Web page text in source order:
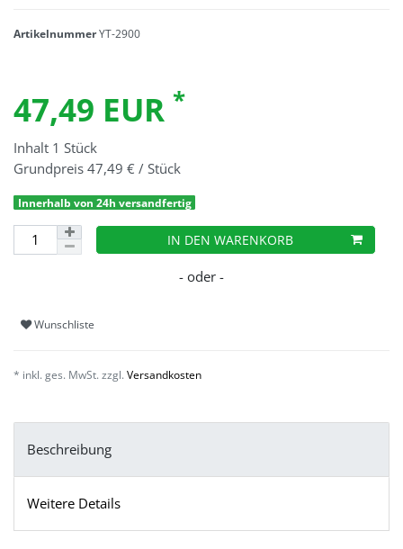
ArtikelnummerYT-2900
47,49 EUR *
Inhalt 1 Stück
Grundpreis47,49 € / Stück
Innerhalb von 24h versandfertig
IN DEN WARENKORB
Wunschliste
* inkl. ges. MwSt. zzgl. Versandkosten
Beschreibung
Weitere Details